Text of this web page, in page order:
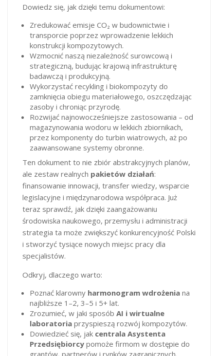
Dowiedz się, jak dzięki temu dokumentowi:
Zredukować emisje CO₂ w budownictwie i
transporcie poprzez wprowadzenie lekkich
konstrukcji kompozytowych.
Wzmocnić naszą niezależność surowcową i
strategiczną, budując krajową infrastrukturę
badawczą i produkcyjną.
Wykorzystać recykling i biokompozyty do
zamknięcia obiegu materiałowego, oszczędzając
zasoby i chroniąc przyrodę.
Rozwijać najnowocześniejsze zastosowania – od
magazynowania wodoru w lekkich zbiornikach,
przez komponenty do turbin wiatrowych, aż po
zaawansowane systemy obronne.
Ten dokument to nie zbiór abstrakcyjnych planów,
ale zestaw realnych pakietów działań:
finansowanie innowacji, transfer wiedzy, wsparcie
legislacyjne i międzynarodowa współpraca. Już
teraz sprawdź, jak dzięki zaangażowaniu
środowiska naukowego, przemysłu i administracji
strategia ta może zwiększyć konkurencyjność Polski
i stworzyć tysiące nowych miejsc pracy dla
specjalistów.
Odkryj, dlaczego warto:
Poznać klarowny harmonogram wdrożenia na
najbliższe 1–2, 3–5 i 5+ lat.
Zrozumieć, w jaki sposób AI i wirtualne
laboratoria przyspieszą rozwój kompozytów.
Dowiedzieć się, jak centrala Asystenta
Przedsiębiorcy pomoże firmom w dostępie do